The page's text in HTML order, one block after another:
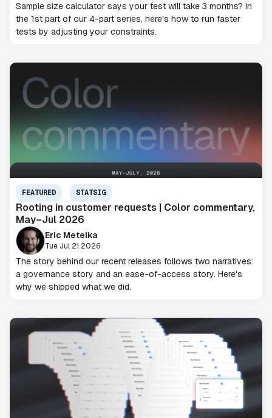
Sample size calculator says your test will take 3 months? In
the 1st part of our 4-part series, here's how to run faster
tests by adjusting your constraints.
FEATURED STATSIG
Rooting in customer requests | Color commentary,
May–Jul 2026
Eric Metelka
Tue Jul 21 2026
The story behind our recent releases follows two narratives:
a governance story and an ease-of-access story. Here's
why we shipped what we did.